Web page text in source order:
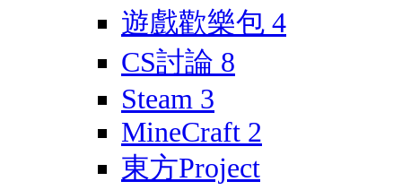
遊戲歡樂包 4
CS討論 8
Steam 3
MineCraft 2
東方Project